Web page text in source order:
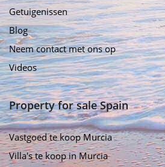
Getuigenissen
Blog
Neem contact met ons op
Videos
Property for sale Spain
Vastgoed te koop Murcia
Villa's te koop in Murcia